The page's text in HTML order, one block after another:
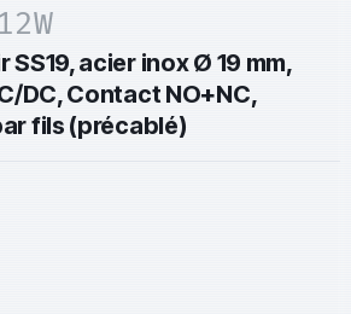
acier inox Ø 19 mm,
DC, Contact NO+NC,
fils (précablé)